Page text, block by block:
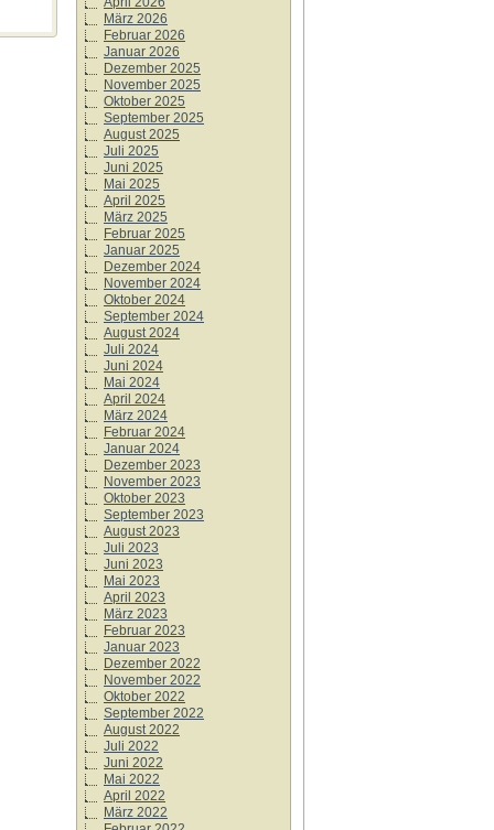
März 2026
Februar 2026
Januar 2026
Dezember 2025
November 2025
Oktober 2025
September 2025
August 2025
Juli 2025
Juni 2025
Mai 2025
April 2025
März 2025
Februar 2025
Januar 2025
Dezember 2024
November 2024
Oktober 2024
September 2024
August 2024
Juli 2024
Juni 2024
Mai 2024
April 2024
März 2024
Februar 2024
Januar 2024
Dezember 2023
November 2023
Oktober 2023
September 2023
August 2023
Juli 2023
Juni 2023
Mai 2023
April 2023
März 2023
Februar 2023
Januar 2023
Dezember 2022
November 2022
Oktober 2022
September 2022
August 2022
Juli 2022
Juni 2022
Mai 2022
April 2022
März 2022